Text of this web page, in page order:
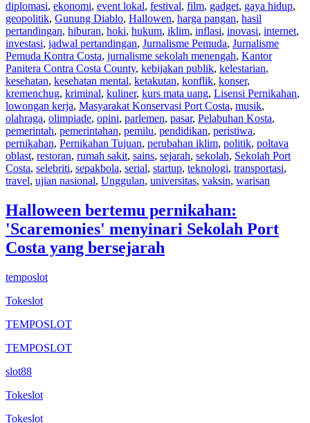
diplomasi, ekonomi, event lokal, festival, film, gadget, gaya hidup,
geopolitik, Gunung Diablo, Hallowen, harga pangan, hasil
pertandingan, hiburan, hoki, hukum, iklim, inflasi, inovasi, internet,
investasi, jadwal pertandingan, Jurnalisme Pemuda, Jurnalisme
Pemuda Kontra Costa, jurnalisme sekolah menengah, Kantor
Panitera Contra Costa County, kebijakan publik, kelestarian,
kesehatan, kesehatan mental, ketakutan, konflik, konser,
kremenchug, kriminal, kuliner, kurs mata uang, Lisensi Pernikahan,
lowongan kerja, Masyarakat Konservasi Port Costa, musik,
olahraga, olimpiade, opini, parlemen, pasar, Pelabuhan Kosta,
pemerintah, pemerintahan, pemilu, pendidikan, peristiwa,
pernikahan, Pernikahan Tujuan, perubahan iklim, politik, poltava
oblast, restoran, rumah sakit, sains, sejarah, sekolah, Sekolah Port
Costa, selebriti, sepakbola, serial, startup, teknologi, transportasi,
travel, ujian nasional, Unggulan, universitas, vaksin, warisan
Halloween bertemu pernikahan:
'Scaremonies' menyinari Sekolah Port
Costa yang bersejarah
temposlot
Tokeslot
TEMPOSLOT
TEMPOSLOT
slot88
Tokeslot
Tokeslot